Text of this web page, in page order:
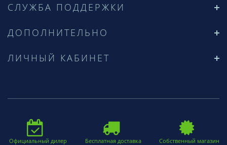
СЛУЖБА ПОДДЕРЖКИ
ДОПОЛНИТЕЛЬНО
ЛИЧНЫЙ КАБИНЕТ
Официальный дилер
Бесплатная доставка
Собственный магазин